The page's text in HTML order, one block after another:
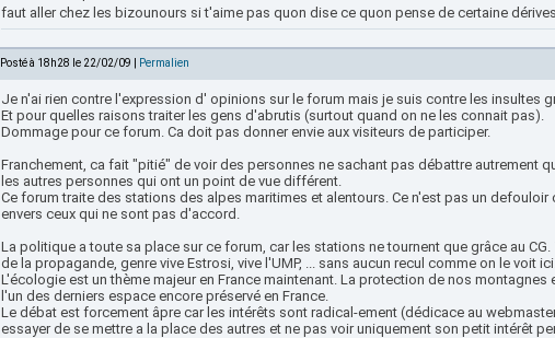
faut aller chez les bizounours si t'aime pas quon dise ce quon pense de certaine
Posté à 18h28 le 22/02/09 | Permalien
Je n'ai rien contre l'expression d' opinions sur le forum mais je suis contre les insultes
Et pour quelles raisons traiter les gens d'abrutis (surtout quand on ne les connait pas).
Dommage pour ce forum. Ca doit pas donner envie aux visiteurs de participer.
Franchement, ca fait "pitié" de voir des personnes ne sachant pas débattre autrement
les autres personnes qui ont un point de vue différent.
Ce forum traite des stations des alpes maritimes et alentours. Ce n'est pas un defouloir
envers ceux qui ne sont pas d'accord.
La politique a toute sa place sur ce forum, car les stations ne tournent que grâce au
de la propagande, genre vive Estrosi, vive l'UMP, ... sans aucun recul comme on le voit
L'écologie est un thème majeur en France maintenant. La protection de nos
l'un des derniers espace encore préservé en France.
Le débat est forcement âpre car les intérêts sont radical-ement (dédicace au
essayer de se mettre a la place des autres et ne pas voir uniquement son petit intérêt